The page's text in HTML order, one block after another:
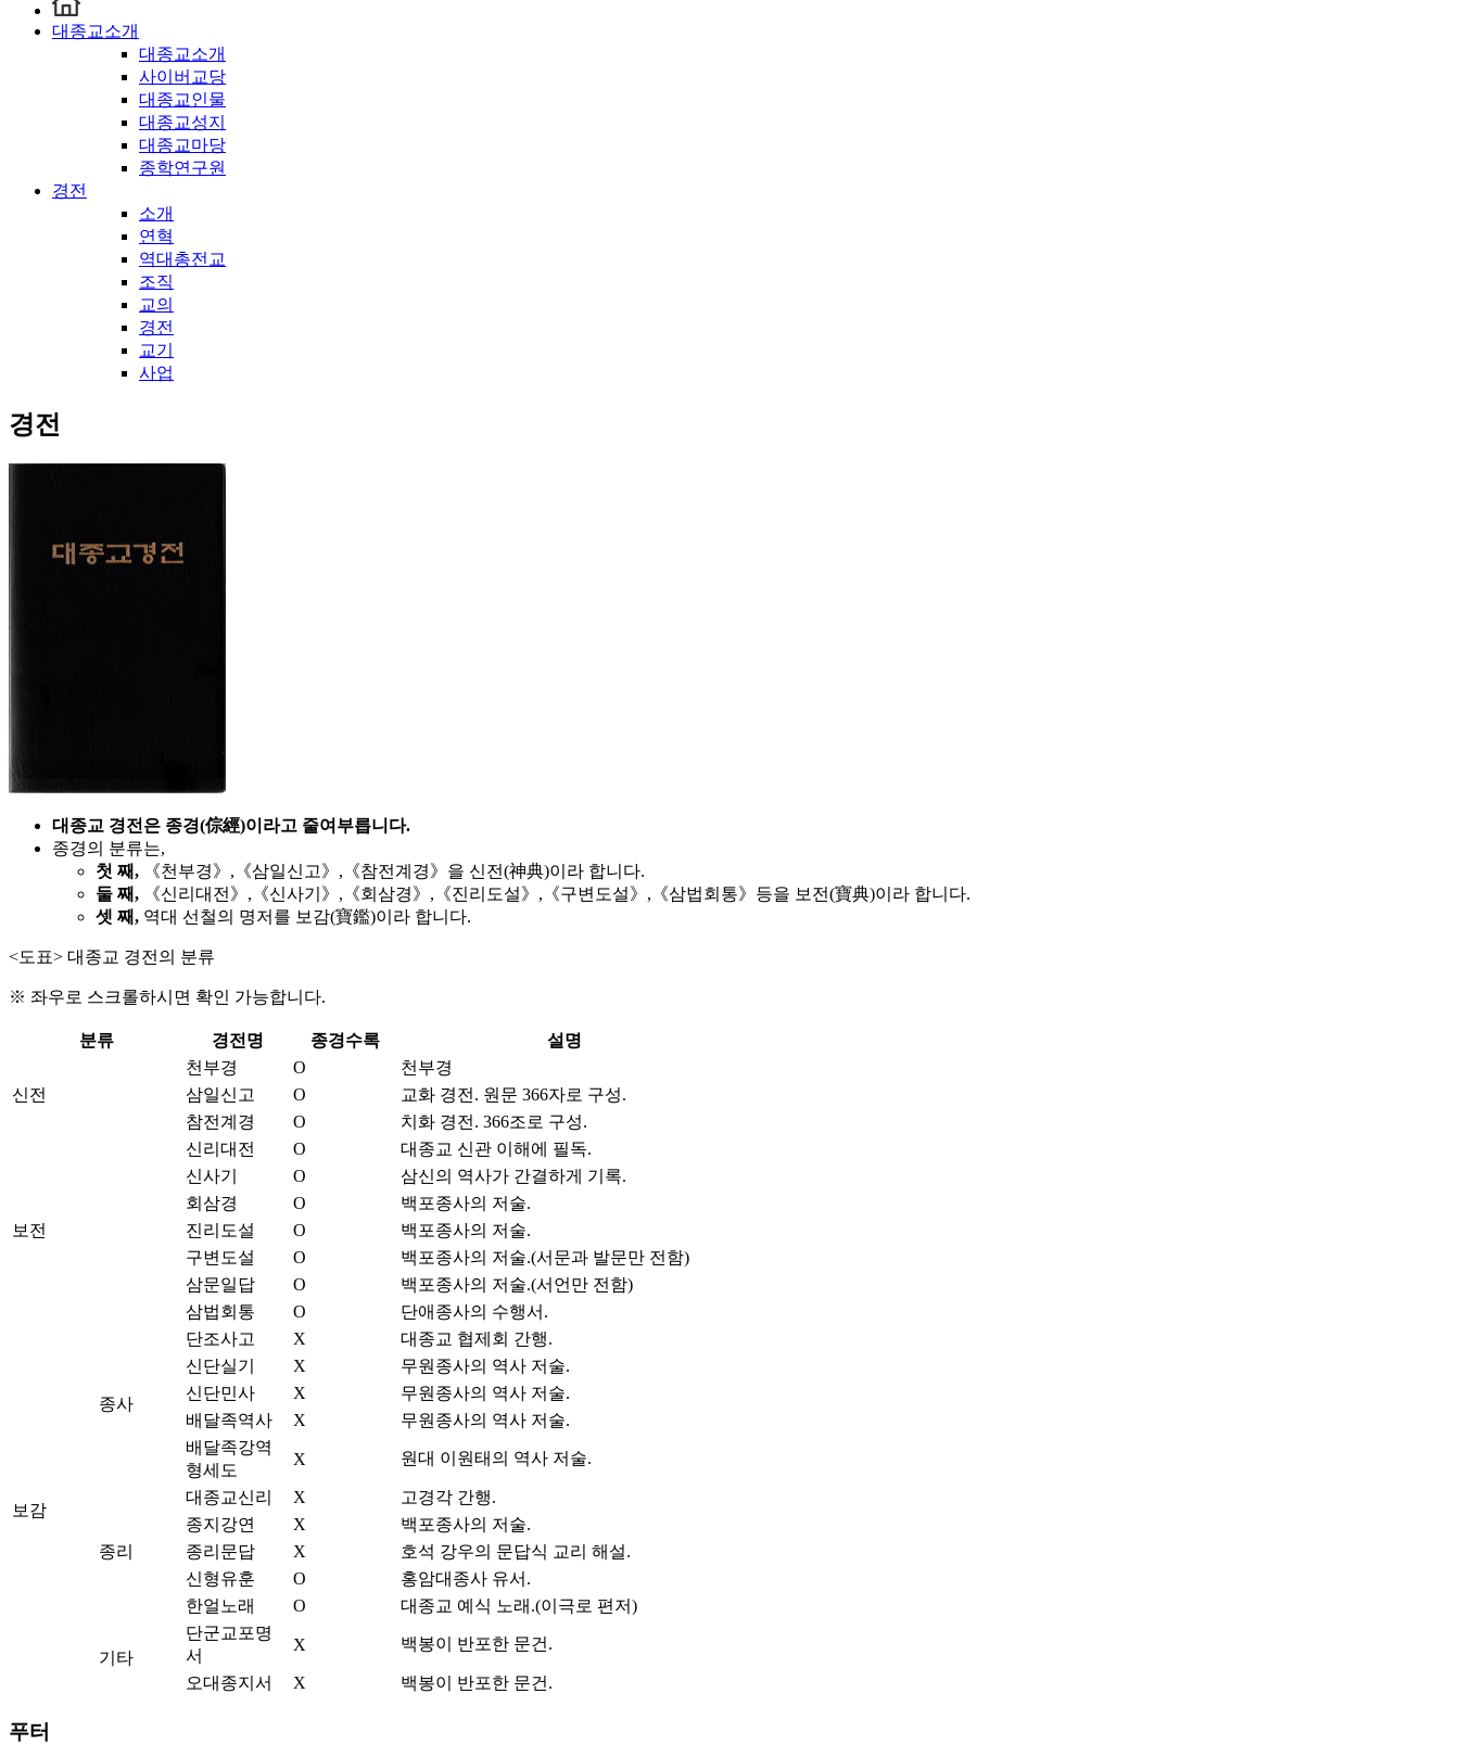
대종교소개
대종교소개
사이버교당
대종교인물
대종교성지
대종교마당
종학연구원
경전
소개
연혁
역대총전교
조직
교의
경전
교기
사업
경전
대종교 경전은 종경(倧經)이라고 줄여부릅니다.
종경의 분류는,
첫 째, 《천부경》,《삼일신고》,《참전계경》을 신전(神典)이라 합니다.
둘 째, 《신리대전》,《신사기》,《회삼경》,《진리도설》,《구변도설》,《삼법회통》등을 보전(寶典)이라 합니다.
셋 째, 역대 선철의 명저를 보감(寶鑑)이라 합니다.
<도표> 대종교 경전의 분류
※ 좌우로 스크롤하시면 확인 가능합니다.
분류 경전명 종경수록 설명
신전
천부경 O
천부경
삼일신고
O
교화 경전. 원문 366자로 구성.
참전계경
O 치화 경전. 366조로 구성.
보전
신리대전 O
대종교 신관 이해에 필독.
신사기
O
삼신의 역사가 간결하게 기록.
회삼경
O
백포종사의 저술.
진리도설
O
백포종사의 저술.
구변도설
O
백포종사의 저술.(서문과 발문만 전함)
삼문일답
O
백포종사의 저술.(서언만 전함)
삼법회통
O 단애종사의 수행서.
보감
종사
단조사고 X
대종교 협제회 간행.
신단실기
X
무원종사의 역사 저술.
신단민사
X
무원종사의 역사 저술.
배달족역사
X
무원종사의 역사 저술.
배달족강역
형세도
X 원대 이원태의 역사 저술.
종리
대종교신리 X
고경각 간행.
종지강연
X
백포종사의 저술.
종리문답
X
호석 강우의 문답식 교리 해설.
신형유훈
O
홍암대종사 유서.
한얼노래
O 대종교 예식 노래.(이극로 편저)
기타
단군교포명
서
X 백봉이 반포한 문건.
오대종지서 X 백봉이 반포한 문건.
푸터